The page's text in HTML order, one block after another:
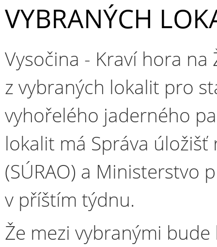
VYBRANÝCH
Vysočina - Kraví hora
z vybraných lokalit pro
vyhořelého jaderného
lokalit má Správa
(SÚRAO) a Ministerstvo
v příštím týdnu.
Že mezi vybranými